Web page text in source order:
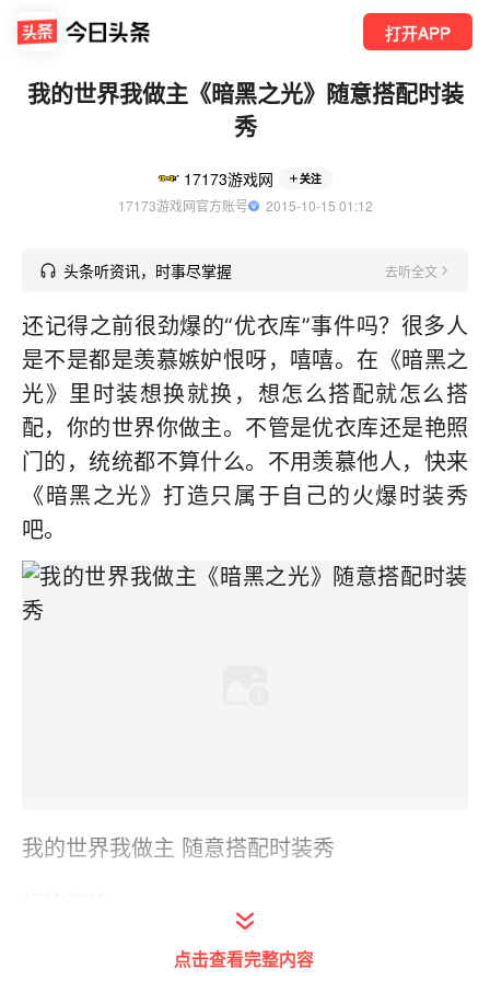
打开APP
我的世界我做主《暗黑之光》随意搭配时装
秀
17173游戏网 关注
17173游戏网官方账号
  2015-10-15 01:12
头条听资讯，时事尽掌握 去听全文
还记得之前很劲爆的“优衣库”事件吗？很多人
是不是都是羡慕嫉妒恨呀，嘻嘻。在《暗黑之
光》里时装想换就换，想怎么搭配就怎么搭
配，你的世界你做主。不管是优衣库还是艳照
门的，统统都不算什么。不用羡慕他人，快来
《暗黑之光》打造只属于自己的火爆时装秀
吧。
我的世界我做主 随意搭配时装秀
当塔沃宁沙漠和多曼斯戈壁已经炙手可热时，
点击查看完整内容